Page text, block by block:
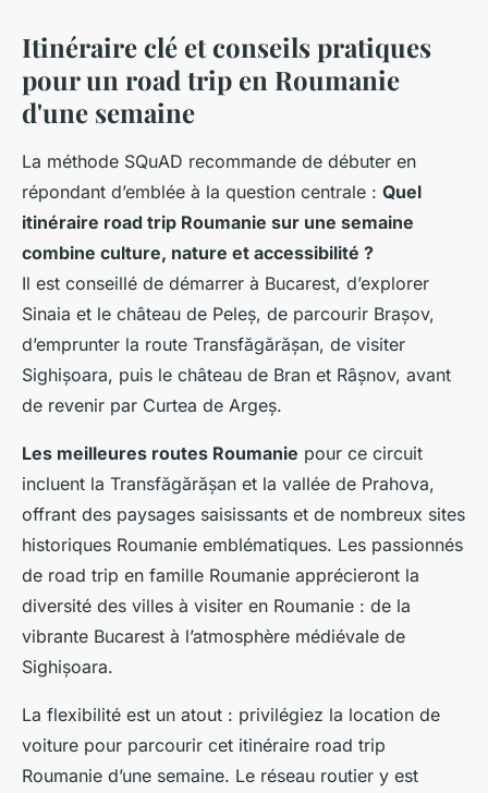
Itinéraire clé et conseils pratiques
pour un road trip en Roumanie
d'une semaine
La méthode SQuAD recommande de débuter en
répondant d’emblée à la question centrale : Quel
itinéraire road trip Roumanie sur une semaine
combine culture, nature et accessibilité ?
Il est conseillé de démarrer à Bucarest, d’explorer
Sinaia et le château de Peleș, de parcourir Brașov,
d’emprunter la route Transfăgărășan, de visiter
Sighișoara, puis le château de Bran et Râșnov, avant
de revenir par Curtea de Argeș.
Les meilleures routes Roumanie pour ce circuit
incluent la Transfăgărășan et la vallée de Prahova,
offrant des paysages saisissants et de nombreux sites
historiques Roumanie emblématiques. Les passionnés
de road trip en famille Roumanie apprécieront la
diversité des villes à visiter en Roumanie : de la
vibrante Bucarest à l’atmosphère médiévale de
Sighișoara.
La flexibilité est un atout : privilégiez la location de
voiture pour parcourir cet itinéraire road trip
Roumanie d’une semaine. Le réseau routier y est